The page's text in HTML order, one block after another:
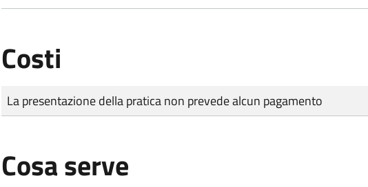
Costi
Tipo di pagamento
Importo
La presentazione della pratica non prevede alcun pagamento
Cosa serve